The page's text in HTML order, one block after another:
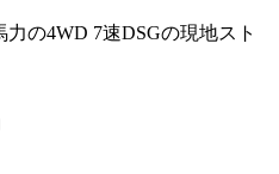
力の4WD 7速DSGの現地スト